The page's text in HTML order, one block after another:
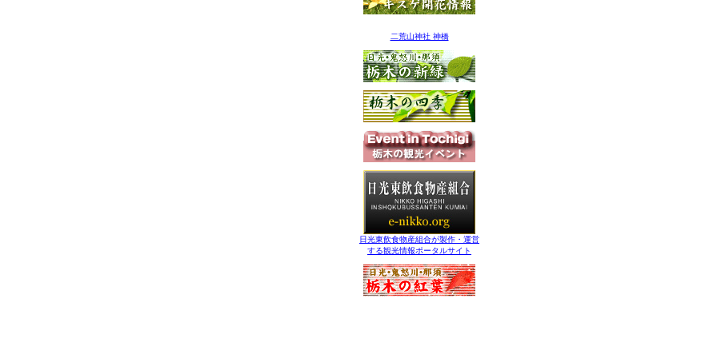
二荒山神社 神橋
日光東飲食物産組合が製作・運営
する観光情報ポータルサイト